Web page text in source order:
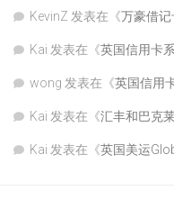
KevinZ 发表在《万豪借
Kai 发表在《英国信用卡
wong 发表在《英国信用
Kai 发表在《汇丰和巴克
Kai 发表在《英国美运